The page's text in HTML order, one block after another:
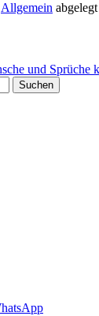
Allgemein
und Sprüche